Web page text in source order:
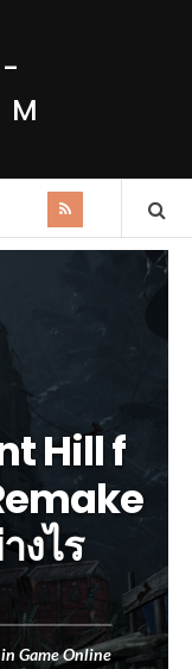
Hill f
งไร
in Game Online